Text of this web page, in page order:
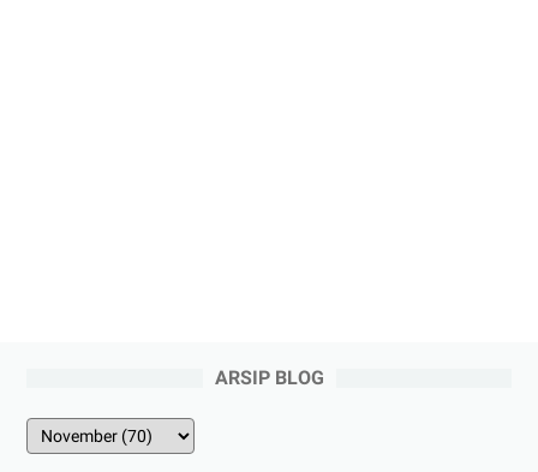
ARSIP BLOG